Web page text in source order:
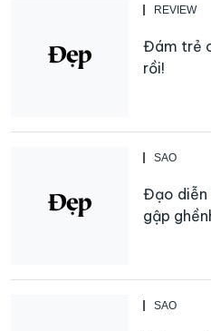
REVIEW
Đám trẻ
rồi!
SAO
Đạo diễn
gập
SAO